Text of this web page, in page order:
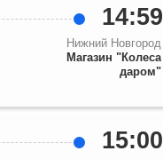
14:59
Нижний Новгород
Магазин "Колеса
даром"
15:00